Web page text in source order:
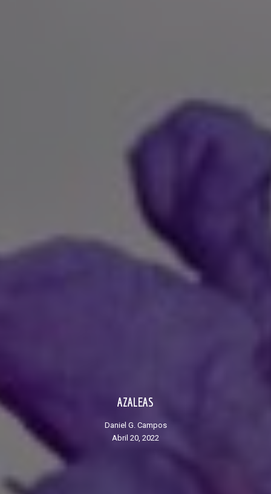
AZALEAS
Daniel G. Campos
abril 20, 2022